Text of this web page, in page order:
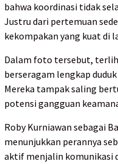
bahwa koordinasi tidak
Justru dari pertemuan
kekompakan yang kuat di
Dalam foto tersebut,
berseragam lengkap
Mereka tampak saling
potensi gangguan
Roby Kurniawan sebagai
menunjukkan perannya
aktif menjalin komunikasi